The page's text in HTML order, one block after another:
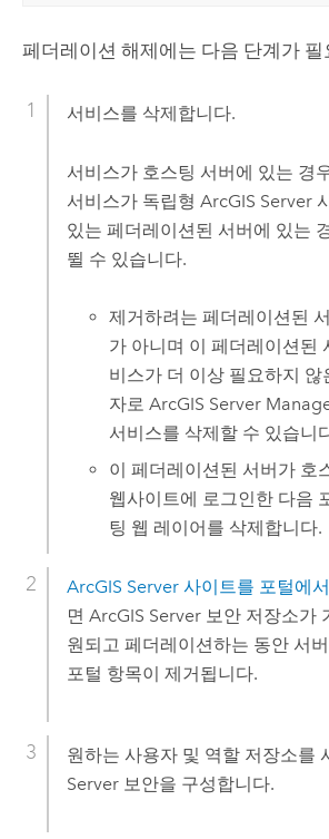
페더레이션 해제에는 다음 단계가 필
서비스를 삭제합니다.
서비스가 호스팅 서버에 있는 경
서비스가 독립형 ArcGIS Server
있는 페더레이션된 서버에 있는
뛸 수 있습니다.
제거하려는 페더레이션된
가 아니며 이 페더레이션된
비스가 더 이상 필요하지 않
자로ArcGIS Server
서비스를 삭제할 수 있습니
이 페더레이션된 서버가 호
웹사이트에 로그인한 다음
팅 웹 레이어를 삭제합니다.
ArcGIS Server사이트를 포털에
면 ArcGIS Server보안 저장소가
원되고 페더레이션하는 동안 서
포털 항목이 제거됩니다.
원하는 사용자 및 역할 저장소를
Server보안을 구성합니다.